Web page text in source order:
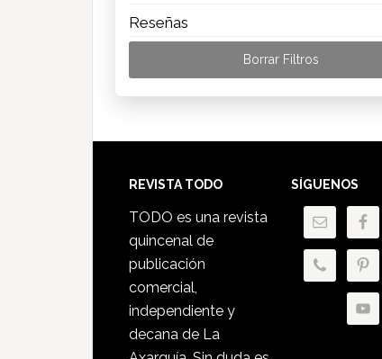
Reseñas
Borrar Filtros
Footer
REVISTA TODO
TODO es una revista
quincenal de
publicación
comercial,
independiente y
decana de La
SÍGUENOS